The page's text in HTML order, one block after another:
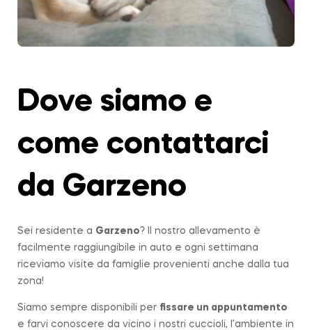
Dove siamo e
come contattarci
da Garzeno
Sei residente a Garzeno? Il nostro allevamento è
facilmente raggiungibile in auto e ogni settimana
riceviamo visite da famiglie provenienti anche dalla tua
zona!
Siamo sempre disponibili per fissare un appuntamento
e farvi conoscere da vicino i nostri cuccioli, l’ambiente in